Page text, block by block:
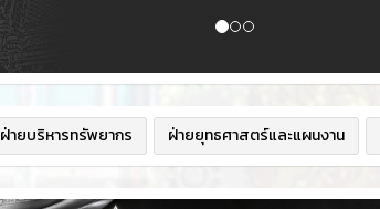
ฝ่ายบริหารทรัพยากร ฝ่ายยุทธศาสตร์และแผนงาน